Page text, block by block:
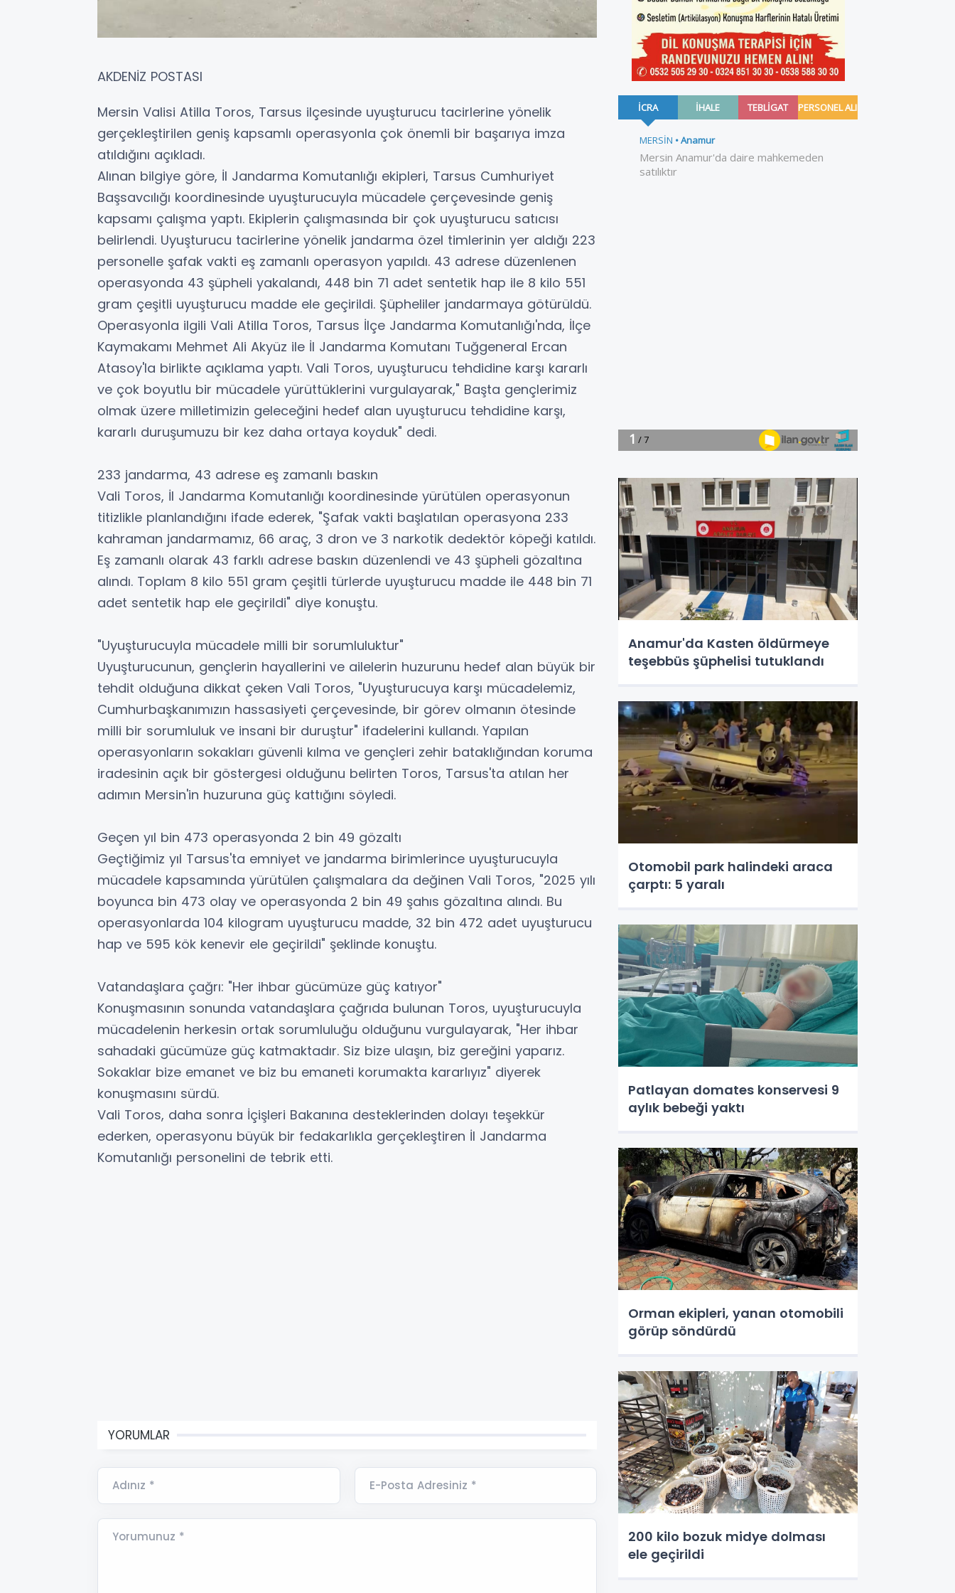
AKDENİZ POSTASI
Mersin Valisi Atilla Toros, Tarsus ilçesinde uyuşturucu tacirlerine yönelik
gerçekleştirilen geniş kapsamlı operasyonla çok önemli bir başarıya imza
atıldığını açıkladı.
Alınan bilgiye göre, İl Jandarma Komutanlığı ekipleri, Tarsus Cumhuriyet
Başsavcılığı koordinesinde uyuşturucuyla mücadele çerçevesinde geniş
kapsamı çalışma yaptı. Ekiplerin çalışmasında bir çok uyuşturucu satıcısı
belirlendi. Uyuşturucu tacirlerine yönelik jandarma özel timlerinin yer aldığı 223
personelle şafak vakti eş zamanlı operasyon yapıldı. 43 adrese düzenlenen
operasyonda 43 şüpheli yakalandı, 448 bin 71 adet sentetik hap ile 8 kilo 551
gram çeşitli uyuşturucu madde ele geçirildi. Şüpheliler jandarmaya götürüldü.
Operasyonla ilgili Vali Atilla Toros, Tarsus İlçe Jandarma Komutanlığı'nda, İlçe
Kaymakamı Mehmet Ali Akyüz ile İl Jandarma Komutanı Tuğgeneral Ercan
Atasoy'la birlikte açıklama yaptı. Vali Toros, uyuşturucu tehdidine karşı kararlı
ve çok boyutlu bir mücadele yürüttüklerini vurgulayarak," Başta gençlerimiz
olmak üzere milletimizin geleceğini hedef alan uyuşturucu tehdidine karşı,
kararlı duruşumuzu bir kez daha ortaya koyduk" dedi.
233 jandarma, 43 adrese eş zamanlı baskın
Vali Toros, İl Jandarma Komutanlığı koordinesinde yürütülen operasyonun
titizlikle planlandığını ifade ederek, "Şafak vakti başlatılan operasyona 233
kahraman jandarmamız, 66 araç, 3 dron ve 3 narkotik dedektör köpeği katıldı.
Eş zamanlı olarak 43 farklı adrese baskın düzenlendi ve 43 şüpheli gözaltına
alındı. Toplam 8 kilo 551 gram çeşitli türlerde uyuşturucu madde ile 448 bin 71
adet sentetik hap ele geçirildi" diye konuştu.
"Uyuşturucuyla mücadele milli bir sorumluluktur"
Uyuşturucunun, gençlerin hayallerini ve ailelerin huzurunu hedef alan büyük bir
tehdit olduğuna dikkat çeken Vali Toros, "Uyuşturucuya karşı mücadelemiz,
Cumhurbaşkanımızın hassasiyeti çerçevesinde, bir görev olmanın ötesinde
milli bir sorumluluk ve insani bir duruştur" ifadelerini kullandı. Yapılan
operasyonların sokakları güvenli kılma ve gençleri zehir bataklığından koruma
iradesinin açık bir göstergesi olduğunu belirten Toros, Tarsus'ta atılan her
adımın Mersin'in huzuruna güç kattığını söyledi.
Geçen yıl bin 473 operasyonda 2 bin 49 gözaltı
Geçtiğimiz yıl Tarsus'ta emniyet ve jandarma birimlerince uyuşturucuyla
mücadele kapsamında yürütülen çalışmalara da değinen Vali Toros, "2025 yılı
boyunca bin 473 olay ve operasyonda 2 bin 49 şahıs gözaltına alındı. Bu
operasyonlarda 104 kilogram uyuşturucu madde, 32 bin 472 adet uyuşturucu
hap ve 595 kök kenevir ele geçirildi" şeklinde konuştu.
Vatandaşlara çağrı: "Her ihbar gücümüze güç katıyor"
Konuşmasının sonunda vatandaşlara çağrıda bulunan Toros, uyuşturucuyla
mücadelenin herkesin ortak sorumluluğu olduğunu vurgulayarak, "Her ihbar
sahadaki gücümüze güç katmaktadır. Siz bize ulaşın, biz gereğini yaparız.
Sokaklar bize emanet ve biz bu emaneti korumakta kararlıyız" diyerek
konuşmasını sürdü.
Vali Toros, daha sonra İçişleri Bakanına desteklerinden dolayı teşekkür
ederken, operasyonu büyük bir fedakarlıkla gerçekleştiren İl Jandarma
Komutanlığı personelini de tebrik etti.
YORUMLAR
Adınız * E-Posta Adresiniz *
Yorumunuz *
Anamur'da Kasten öldürmeye
teşebbüs şüphelisi tutuklandı
Otomobil park halindeki araca
çarptı: 5 yaralı
Patlayan domates konservesi 9
aylık bebeği yaktı
Orman ekipleri, yanan otomobili
görüp söndürdü
200 kilo bozuk midye dolması
ele geçirildi